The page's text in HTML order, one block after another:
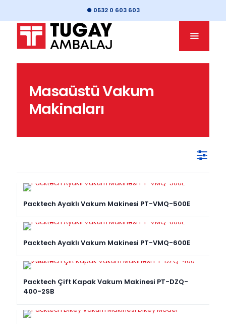
● 0532 0 603 603
Masaüstü Vakum
Makinaları
Packtech Ayaklı Vakum Makinesi PT-VMQ-500E
Packtech Ayaklı Vakum Makinesi PT-VMQ-600E
Packtech Çift Kapak Vakum Makinesi PT-DZQ-
400-2SB